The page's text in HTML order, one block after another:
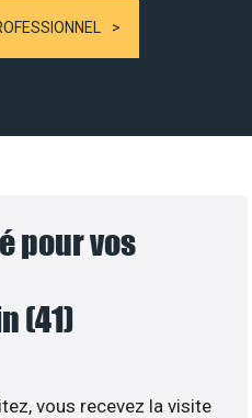
pour vos
(41)
vous recevez la visite